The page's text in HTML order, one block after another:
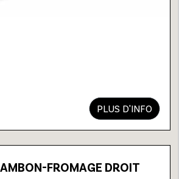
PLUS D'INFO
FROMAGE DROIT